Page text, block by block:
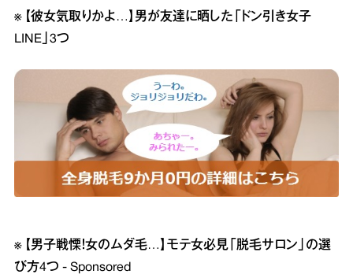
※ 【彼女気取りかよ…】男が友達に晒した「ドン引き女子
LINE」3つ
※ 【男子戦慄！女のムダ毛…】モテ女必見「脱毛サロン」の選
び方4つ - Sponsored